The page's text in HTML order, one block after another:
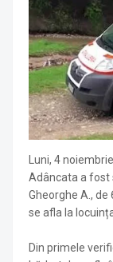
Luni, 4
Adâncata a fost
Gheorghe A.,
se afla la
Din primele